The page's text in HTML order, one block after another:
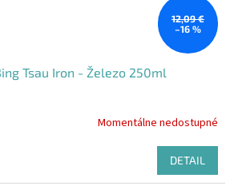
12,09 €
–16 %
Tsau Iron - Železo 250ml
Momentálne nedostupné
DETAIL